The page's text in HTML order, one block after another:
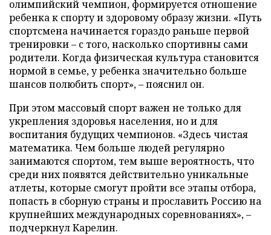
олимпийский чемпион, формируется отношение
ребенка к спорту и здоровому образу жизни. «Путь
спортсмена начинается гораздо раньше первой
тренировки – с того, насколько спортивны сами
родители. Когда физическая культура становится
нормой в семье, у ребенка значительно больше
шансов полюбить спорт», – пояснил он.
При этом массовый спорт важен не только для
укрепления здоровья населения, но и для
воспитания будущих чемпионов. «Здесь чистая
математика. Чем больше людей регулярно
занимаются спортом, тем выше вероятность, что
среди них появятся действительно уникальные
атлеты, которые смогут пройти все этапы отбора,
попасть в сборную страны и прославить Россию на
крупнейших международных соревнованиях», –
подчеркнул Карелин.